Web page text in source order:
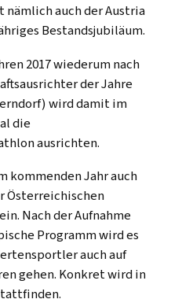
nämlich auch der Austria
Bestandsjubiläum.
2017 wiederum nach
der Jahre
wird damit im
die
ausrichten.
kommenden Jahr auch
Österreichischen
Nach der Aufnahme
Programm wird es
auch auf
gehen. Konkret wird in